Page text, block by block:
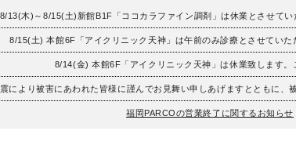
8/13(木)～8/15(土)新館B1F「ココカラファイン調剤」は休業とさせてい
8/15(土) 本館6F「アイクリニック天神」は午前のみ診療とさせていた
8/14(金) 本館6F「アイクリニック天神」は休業致します。
により被害にあわれた皆様に謹んでお見舞い申しあげますとともに、
福岡PARCOの営業終了に関するお知らせ